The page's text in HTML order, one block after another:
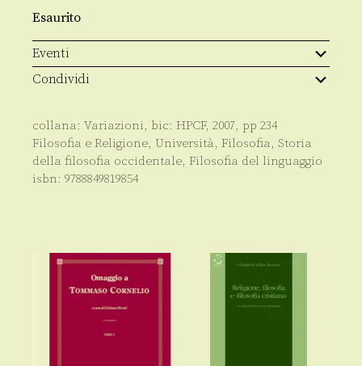
Esaurito
Eventi
Condividi
collana: Variazioni, bic: HPCF, 2007, pp 234
Filosofia e Religione, Università, Filosofia, Storia
della filosofia occidentale, Filosofia del linguaggio
isbn: 9788849819854